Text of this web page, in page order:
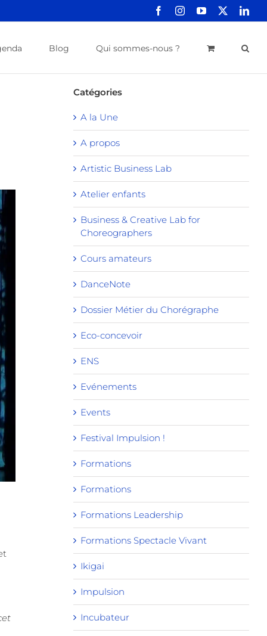
FacebookInstagramYouTube
Blog Qui sommes-nous ?
Catégories
A la Une
A propos
Artistic Business Lab
Atelier enfants
Business & Creative Lab for
Choreographers
Cours amateurs
DanceNote
Dossier Métier du Chorégraphe
Eco-concevoir
ENS
Evénements
Events
Festival Impulsion !
Formations
Formations
Formations Leadership
Formations Spectacle Vivant
Ikigai
Impulsion
Incubateur